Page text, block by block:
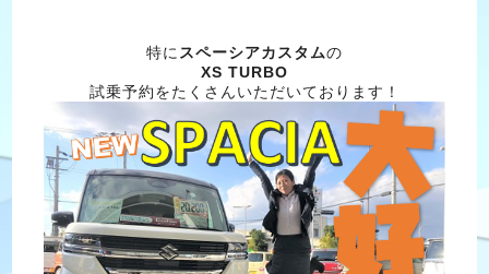
特に スペーシアカスタムの
XS TURBO
試乗予約をたくさんいただいております！